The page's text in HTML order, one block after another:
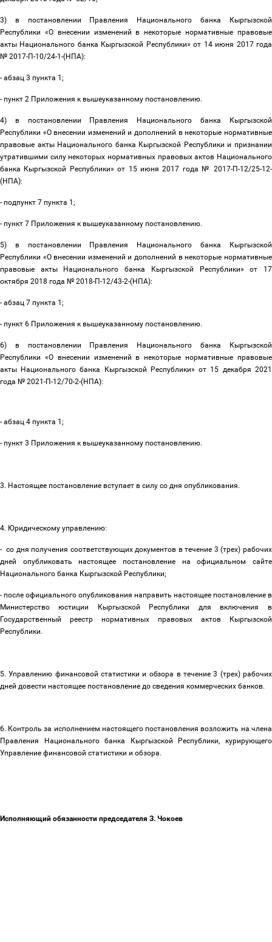
3) в постановлении Правления Национального банка Кыргызской
Республики «О внесении изменений в некоторые нормативные правовые
акты Национального банка Кыргызской Республики» от 14 июня 2017 года
№ 2017-П-10/24-1-(НПА):
- абзац 3 пункта 1;
- пункт 2 Приложения к вышеуказанному постановлению.
4) в постановлении Правления Национального банка Кыргызской
Республики «О внесении изменений и дополнений в некоторые нормативные
правовые акты Национального банка Кыргызской Республики и признании
утратившими силу некоторых нормативных правовых актов Национального
банка Кыргызской Республики» от 15 июня 2017 года № 2017-П-12/25-12-
(НПА):
- подпункт 7 пункта 1;
- пункт 7 Приложения к вышеуказанному постановлению.
5) в постановлении Правления Национального банка Кыргызской
Республики «О внесении изменений и дополнений в некоторые нормативные
правовые акты Национального банка Кыргызской Республики» от 17
октября 2018 года № 2018-П-12/43-2-(НПА):
- абзац 7 пункта 1;
- пункт 6 Приложения к вышеуказанному постановлению.
6) в постановлении Правления Национального банка Кыргызской
Республики «О внесении изменений в некоторые нормативные правовые
акты Национального банка Кыргызской Республики» от 15 декабря 2021
года № 2021-П-12/70-2-(НПА):
- абзац 4 пункта 1;
- пункт 3 Приложения к вышеуказанному постановлению.
3. Настоящее постановление вступает в силу со дня опубликования.
4. Юридическому управлению:
- со дня получения соответствующих документов в течение 3 (трех) рабочих
дней опубликовать настоящее постановление на официальном сайте
Национального банка Кыргызской Республики;
- после официального опубликования направить настоящее постановление в
Министерство юстиции Кыргызской Республики для включения в
Государственный реестр нормативных правовых актов Кыргызской
Республики.
5. Управлению финансовой статистики и обзора в течение 3 (трех) рабочих
дней довести настоящее постановление до сведения коммерческих банков.
6. Контроль за исполнением настоящего постановления возложить на члена
Правления Национального банка Кыргызской Республики, курирующего
Управление финансовой статистики и обзора.
Исполняющий обязанности председателя З. Чокоев